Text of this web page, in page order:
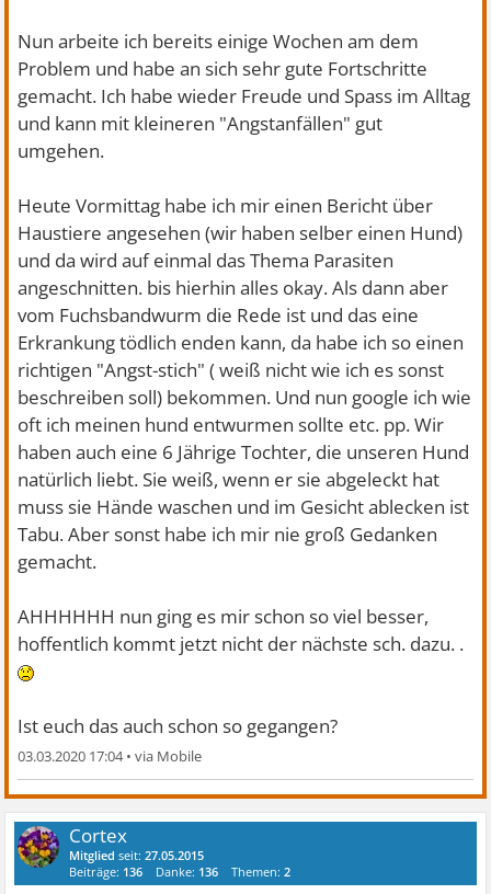
Nun arbeite ich bereits einige Wochen am dem
Problem und habe an sich sehr gute Fortschritte
gemacht. Ich habe wieder Freude und Spass im Alltag
und kann mit kleineren "Angstanfällen" gut
umgehen.
Heute Vormittag habe ich mir einen Bericht über
Haustiere angesehen (wir haben selber einen Hund)
und da wird auf einmal das Thema Parasiten
angeschnitten. bis hierhin alles okay. Als dann aber
vom Fuchsbandwurm die Rede ist und das eine
Erkrankung tödlich enden kann, da habe ich so einen
richtigen "Angst-stich" ( weiß nicht wie ich es sonst
beschreiben soll) bekommen. Und nun google ich wie
oft ich meinen hund entwurmen sollte etc. pp. Wir
haben auch eine 6 Jährige Tochter, die unseren Hund
natürlich liebt. Sie weiß, wenn er sie abgeleckt hat
muss sie Hände waschen und im Gesicht ablecken ist
Tabu. Aber sonst habe ich mir nie groß Gedanken
gemacht.
AHHHHHH nun ging es mir schon so viel besser,
hoffentlich kommt jetzt nicht der nächste sch. dazu. .
Ist euch das auch schon so gegangen?
03.03.2020 17:04•
Cortex
Mitglied seit:27.05.2015
Beiträge: 136 Danke: 136 Themen:2